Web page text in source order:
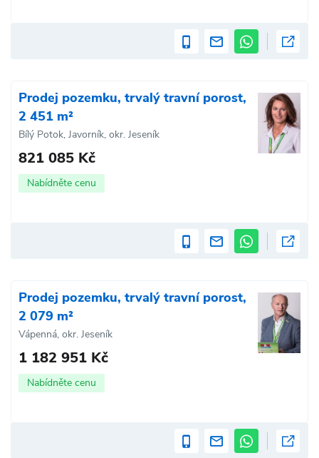
Prodej pozemku, trvalý travní porost,
2 451 m²
Bílý Potok, Javorník, okr. Jeseník
821 085 Kč
Nabídněte cenu
Prodej pozemku, trvalý travní porost,
2 079 m²
Vápenná, okr. Jeseník
1 182 951 Kč
Nabídněte cenu